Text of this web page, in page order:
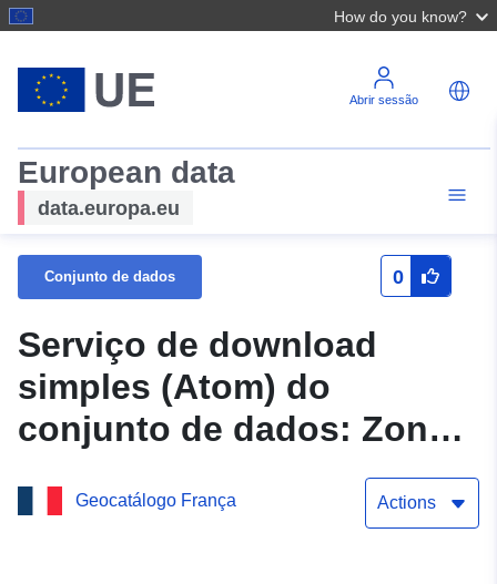
How do you know?
Abrir sessão
European data
data.europa.eu
Conjunto de dados 0
Serviço de download
simples (Atom) do
conjunto de dados: Zona
de perigo PPRI das bacias
hidrográficas de Favone,
Geocatálogo França Actions